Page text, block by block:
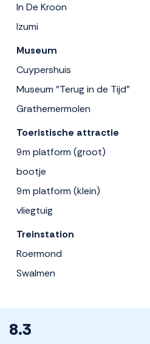
In De Kroon
Izumi
Museum
Cuypershuis
Museum "Terug in de Tijd"
Grathemermolen
Toeristische attractie
9m platform (groot)
bootje
9m platform (klein)
vliegtuig
Treinstation
Roermond
Swalmen
8.3